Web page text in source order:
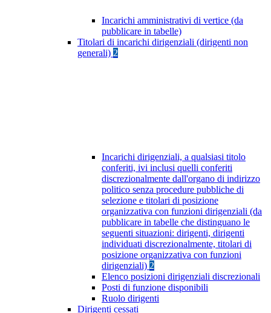
Incarichi amministrativi di vertice (da
pubblicare in tabelle)
Titolari di incarichi dirigenziali (dirigenti non
generali) 2
Incarichi dirigenziali, a qualsiasi titolo
conferiti, ivi inclusi quelli conferiti
discrezionalmente dall'organo di indirizzo
politico senza procedure pubbliche di
selezione e titolari di posizione
organizzativa con funzioni dirigenziali (da
pubblicare in tabelle che distinguano le
seguenti situazioni: dirigenti, dirigenti
individuati discrezionalmente, titolari di
posizione organizzativa con funzioni
dirigenziali) 2
Elenco posizioni dirigenziali discrezionali
Posti di funzione disponibili
Ruolo dirigenti
Dirigenti cessati